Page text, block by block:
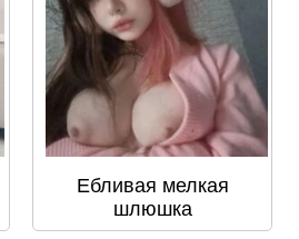
Ебливая мелкая
шлюшка